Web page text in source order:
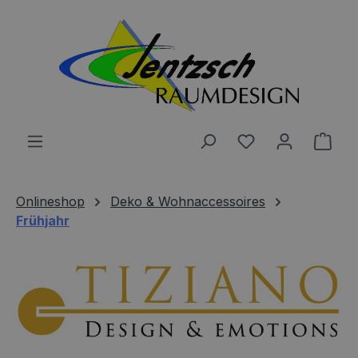
Zum Hauptinhalt springen
Du hast 0
Onlineshop
Deko & Wohnaccessoires
Frühjahr